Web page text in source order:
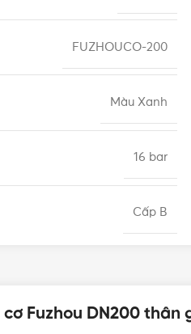
FUZHOUCO-200
Màu Xanh
16 bar
Cấp B
DN200 - Φ220mm
Fuzhou DN200